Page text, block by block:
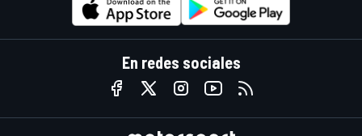
En redes sociales